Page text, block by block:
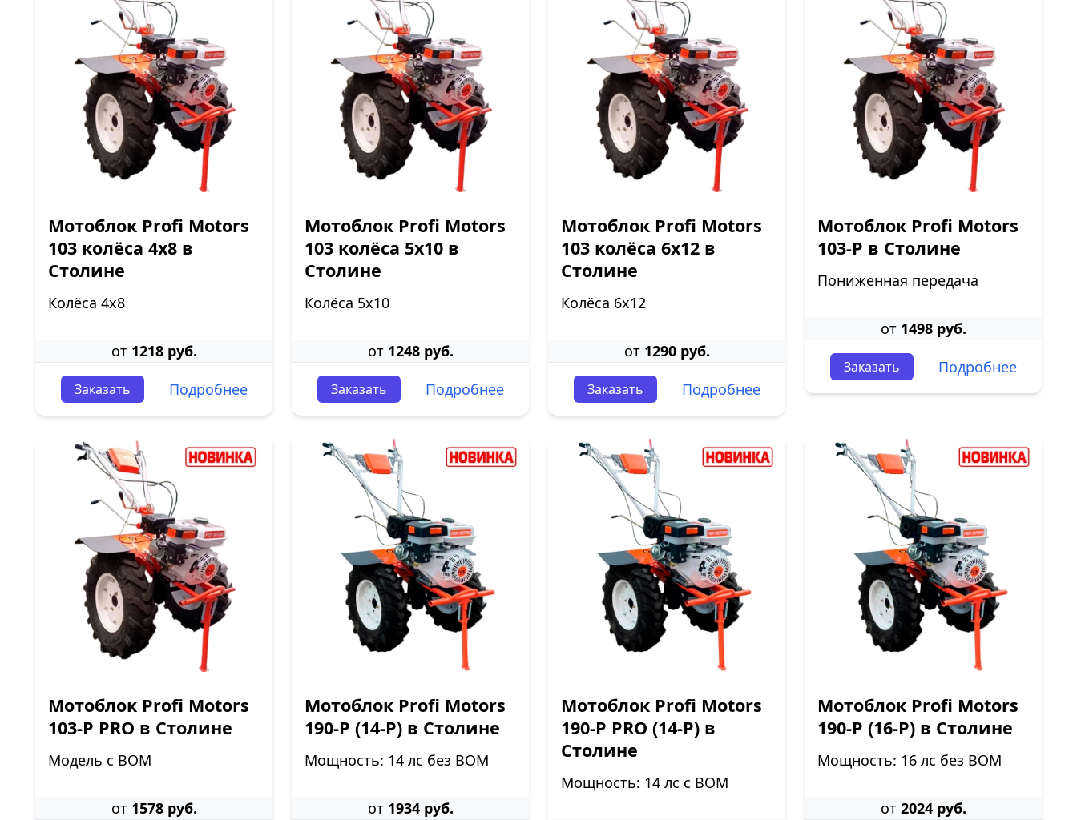
Мотоблок Profi Motors
103 колёса 4х8 в
Столине
Колёса 4х8
от 1218 руб.
Заказать Подробнее
Мотоблок Profi Motors
103 колёса 5х10 в
Столине
Колёса 5х10
от 1248 руб.
Заказать Подробнее
Мотоблок Profi Motors
103 колёса 6х12 в
Столине
Колёса 6х12
от 1290 руб.
Заказать Подробнее
Мотоблок Profi Motors
103-P в Столине
Пониженная передача
от 1498 руб.
Заказать Подробнее
Мотоблок Profi Motors
103-P PRO в Столине
Модель с ВОМ
от 1578 руб.
Мотоблок Profi Motors
190-P (14-P) в Столине
Мощность: 14 лс без ВОМ
от 1934 руб.
Мотоблок Profi Motors
190-P PRO (14-P) в
Столине
Мощность: 14 лс с ВОМ
Мотоблок Profi Motors
190-P (16-P) в Столине
Мощность: 16 лс без ВОМ
от 2024 руб.